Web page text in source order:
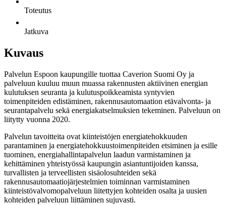
Toteutus
Jatkuva
Kuvaus
Palvelun Espoon kaupungille tuottaa Caverion Suomi Oy ja
palveluun kuuluu muun muassa rakennusten aktiivinen energian
kulutuksen seuranta ja kulutuspoikkeamista syntyvien
toimenpiteiden edistäminen, rakennusautomaation etävalvonta- ja
seurantapalvelu sekä energiakatselmuksien tekeminen. Palveluun on
liitytty vuonna 2020.
Palvelun tavoitteita ovat kiinteistöjen energiatehokkuuden
parantaminen ja energiatehokkuustoimenpiteiden etsiminen ja esille
tuominen, energiahallintapalvelun laadun varmistaminen ja
kehittäminen yhteistyössä kaupungin asiantuntijoiden kanssa,
turvallisten ja terveellisten sisäolosuhteiden sekä
rakennusautomaatiojärjestelmien toiminnan varmistaminen
kiinteistövalvomopalveluun liitettyjen kohteiden osalta ja uusien
kohteiden palveluun liittäminen sujuvasti.